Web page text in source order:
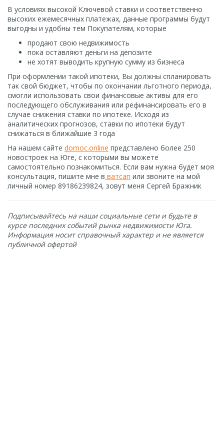
В условиях высокой Ключевой ставки и соответственно
высоких ежемесячных платежах, данные программы будут
выгодны и удобны тем Покупателям, которые
продают свою недвижимость
пока оставляют деньги на депозите
не хотят выводить крупную сумму из бизнеса
При оформлении такой ипотеки, Вы должны спланировать
так свой бюджет, чтобы по окончании льготного периода,
смогли использовать свои финансовые активы для его
последующего обслуживания или рефинансировать его в
случае снижения ставки по ипотеке. Исходя из
аналитических прогнозов, ставки по ипотеки будут
снижаться в ближайшие 3 года
На нашем сайте domoc.online представлено более 250
новостроек на Юге, с которыми вы можете
самостоятельно познакомиться. Если вам нужна будет моя
консультация, пишите мне в ватсап или звоните на мой
личный номер 89186239824, зовут меня Сергей Бражник
Подписывайтесь на наши социальные сети и будьте в
курсе последних событий рынка недвижимости Юга.
Информация носит справочный характер и не является
публичной офертой